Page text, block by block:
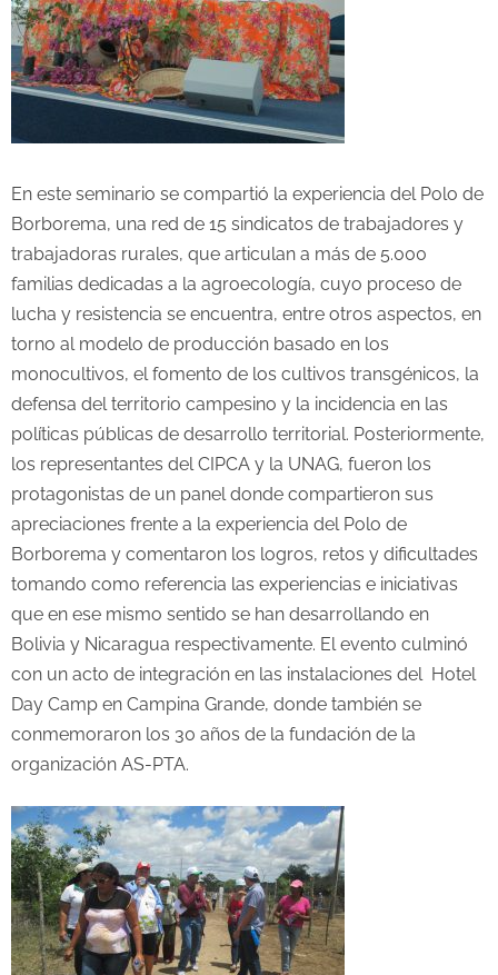
En este seminario se compartió la experiencia del Polo de
Borborema, una red de 15 sindicatos de trabajadores y
trabajadoras rurales, que articulan a más de 5.000
familias dedicadas a la agroecología, cuyo proceso de
lucha y resistencia se encuentra, entre otros aspectos, en
torno al modelo de producción basado en los
monocultivos, el fomento de los cultivos transgénicos, la
defensa del territorio campesino y la incidencia en las
políticas públicas de desarrollo territorial. Posteriormente,
los representantes del CIPCA y la UNAG, fueron los
protagonistas de un panel donde compartieron sus
apreciaciones frente a la experiencia del Polo de
Borborema y comentaron los logros, retos y dificultades
tomando como referencia las experiencias e iniciativas
que en ese mismo sentido se han desarrollando en
Bolivia y Nicaragua respectivamente. El evento culminó
con un acto de integración en las instalaciones del Hotel
Day Camp en Campina Grande, donde también se
conmemoraron los 30 años de la fundación de la
organización AS-PTA.